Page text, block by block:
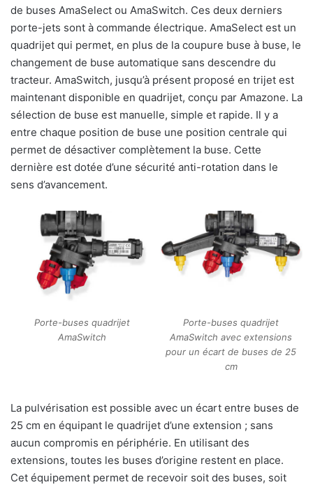
de buses AmaSelect ou AmaSwitch. Ces deux derniers
porte-jets sont à commande électrique. AmaSelect est un
quadrijet qui permet, en plus de la coupure buse à buse, le
changement de buse automatique sans descendre du
tracteur. AmaSwitch, jusqu’à présent proposé en trijet est
maintenant disponible en quadrijet, conçu par Amazone. La
sélection de buse est manuelle, simple et rapide. Il y a
entre chaque position de buse une position centrale qui
permet de désactiver complètement la buse. Cette
dernière est dotée d’une sécurité anti-rotation dans le
sens d’avancement.
Porte-buses quadrijet
AmaSwitch
Porte-buses quadrijet
AmaSwitch avec extensions
pour un écart de buses de 25
cm
La pulvérisation est possible avec un écart entre buses de
25 cm en équipant le quadrijet d’une extension ; sans
aucun compromis en périphérie. En utilisant des
extensions, toutes les buses d’origine restent en place.
Cet équipement permet de recevoir soit des buses, soit